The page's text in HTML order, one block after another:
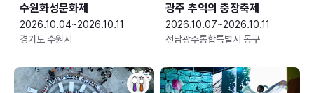
수원화성문화제
2026.10.04~2026.10.11
경기도 수원시
광주 추억의 충장축제
2026.10.07~2026.10.11
전남광주통합특별시 동구